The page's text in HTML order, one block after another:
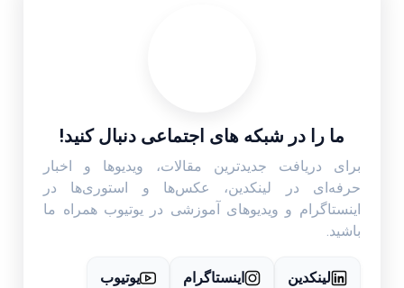
ما را در شبکه های اجتماعی دنبال کنید!
برای دریافت جدیدترین مقالات، ویدیوها و اخبار
حرفه‌ای در لینکدین، عکس‌ها و استوری‌ها در
اینستاگرام و ویدیوهای آموزشی در یوتیوب همراه ما
باشید.
لینکدین اینستاگرام یوتیوب